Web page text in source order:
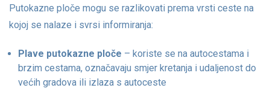
Putokazne ploče mogu se razlikovati prema vrsti ceste na
kojoj se nalaze i svrsi informiranja:
Plave putokazne ploče – koriste se na autocestama i
brzim cestama, označavaju smjer kretanja i udaljenost do
većih gradova ili izlaza s autoceste